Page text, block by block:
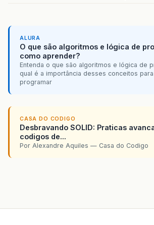
ALURA
O que são algoritmos e lógica de
como aprender?
Entenda o que são algoritmos e lógica de
qual é a importância desses conceitos
programar
CASA DO CODIGO
Desbravando SOLID: Praticas
codigos de...
Por Alexandre Aquiles — Casa do Codigo